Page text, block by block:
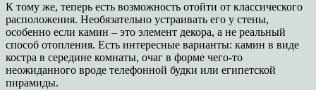
К тому же, теперь есть возможность отойти от классического
расположения. Необязательно устраивать его у стены,
особенно если камин – это элемент декора, а не реальный
способ отопления. Есть интересные варианты: камин в виде
костра в середине комнаты, очаг в форме чего-то
неожиданного вроде телефонной будки или египетской
пирамиды.